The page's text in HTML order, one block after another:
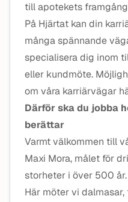
till apotekets
På Hjärtat kan din
många spännande
specialisera dig inom
eller kundmöte.
om våra karriärvägar
Därför ska du jobba
berättar
Varmt välkommen till
Maxi Mora, målet för
storheter i över 500 år.
Här möter vi